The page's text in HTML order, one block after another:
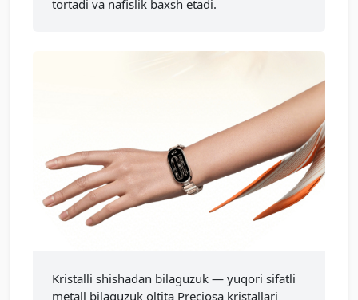
tortadi va nafislik baxsh etadi.
Kristalli shishadan bilaguzuk — yuqori sifatli
metall bilaguzuk oltita Preciosa kristallari